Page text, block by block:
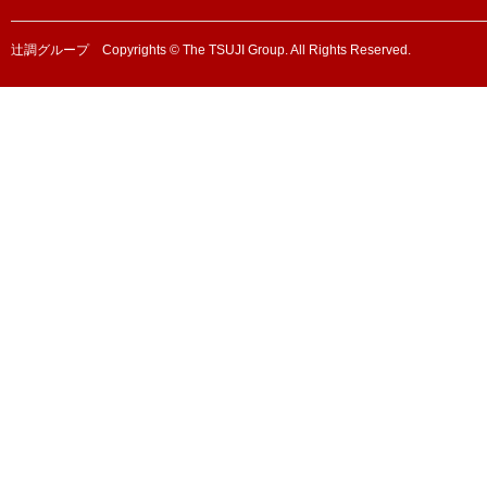
辻調グループ Copyrights © The TSUJI Group. All Rights Reserved.